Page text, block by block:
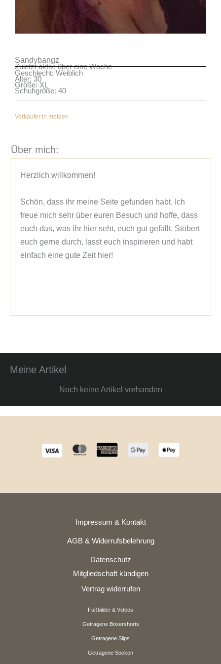
Sandybangz
Zuletzt aktiv: über eine Woche
Geschlecht: Weiblich
Alter: 30
Größe: XL
Schuhgröße: 40
Verkäufer:in melden
Über mich:
Herzlich willkommen!
Schön, dass ihr meine Seite gefunden habt. Ich
freue mich sehr über euren Besuch und hoffe, dass
euch das, was ihr hier seht, euch gut gefällt. Stöbert
euch gerne durch, lasst euch inspirieren und habt
einfach eine gute Zeit hier!
Meine Artikel
Noch keine Artikel vorhanden
Impressum & Kontakt
AGB & Widerrufsbelehrung
Datenschutz
Mitgliedschaft kündigen
Vertrag widerrufen
Fußbilder & Videos
Getragene Boxershorts
Getragene Slips
Getragene Socken